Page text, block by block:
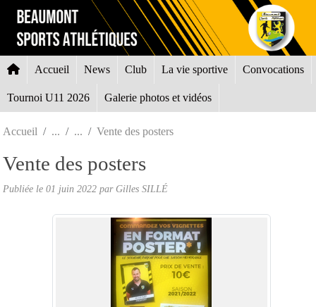
Accueil News Club La vie sportive Convocations
Tournoi U11 2026 Galerie photos et vidéos
Accueil Vente des posters
Vente des posters
Publiée le 01 juin 2022 par Gilles SILLÉ
Panneau de gestion des cookies